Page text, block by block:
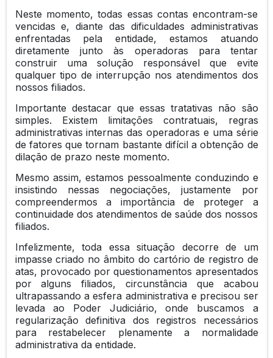
Neste momento, todas essas contas encontram-se
vencidas e, diante das dificuldades administrativas
enfrentadas pela entidade, estamos atuando
diretamente junto às operadoras para tentar
construir uma solução responsável que evite
qualquer tipo de interrupção nos atendimentos dos
nossos filiados.
Importante destacar que essas tratativas não são
simples. Existem limitações contratuais, regras
administrativas internas das operadoras e uma série
de fatores que tornam bastante difícil a obtenção de
dilação de prazo neste momento.
Mesmo assim, estamos pessoalmente conduzindo e
insistindo nessas negociações, justamente por
compreendermos a importância de proteger a
continuidade dos atendimentos de saúde dos nossos
filiados.
Infelizmente, toda essa situação decorre de um
impasse criado no âmbito do cartório de registro de
atas, provocado por questionamentos apresentados
por alguns filiados, circunstância que acabou
ultrapassando a esfera administrativa e precisou ser
levada ao Poder Judiciário, onde buscamos a
regularização definitiva dos registros necessários
para restabelecer plenamente a normalidade
administrativa da entidade.